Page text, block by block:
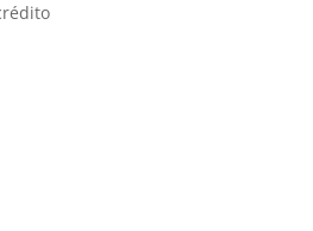
(CC BY 4.0) ícones